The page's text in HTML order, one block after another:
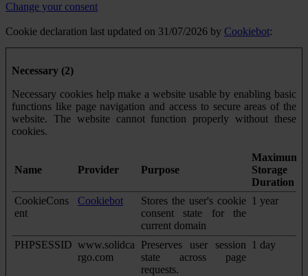
Change your consent
Cookie declaration last updated on 31/07/2026 by Cookiebot:
Necessary (2)
Necessary cookies help make a website usable by enabling basic
functions like page navigation and access to secure areas of the
website. The website cannot function properly without these
cookies.
Name Provider Purpose
Maximum
Storage
Duration
CookieCons
ent
Cookiebot
Stores the user's cookie
consent state for the
current domain
1 year
PHPSESSID www.solidca
rgo.com
Preserves user session
state across page
requests.
1 day